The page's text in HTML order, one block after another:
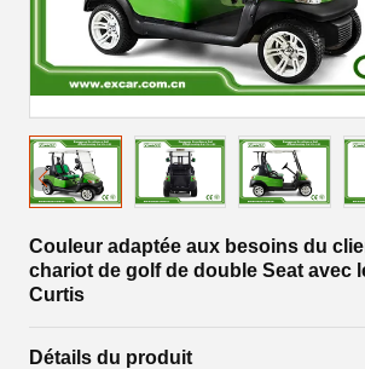
Couleur adaptée aux besoins du
chariot de golf de double Seat avec
Curtis
Détails du produit